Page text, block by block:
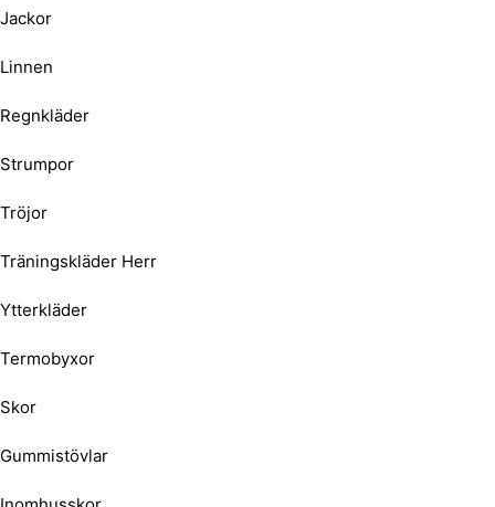
Jackor
Linnen
Regnkläder
Strumpor
Tröjor
Träningskläder Herr
Ytterkläder
Termobyxor
Skor
Gummistövlar